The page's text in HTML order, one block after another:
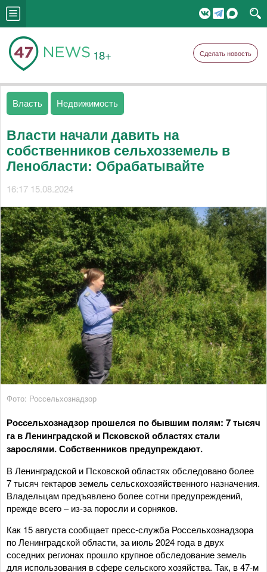
18+ Сделать новость
Власть Недвижимость
Власти начали давить на
собственников сельхозземель в
Ленобласти: Обрабатывайте
16:17 15.08.2024
Фото: Россельхознадзор
Россельхознадзор прошелся по бывшим полям: 7 тысяч
га в Ленинградской и Псковской областях стали
зарослями. Собственников предупреждают.
В Ленинградской и Псковской областях обследовано более
7 тысяч гектаров земель сельскохозяйственного назначения.
Владельцам предъявлено более сотни предупреждений,
прежде всего – из-за поросли и сорняков.
Как 15 августа сообщает пресс-служба Россельхознадзора
по Ленинградской области, за июль 2024 года в двух
соседних регионах прошло крупное обследование земель
для использования в сфере сельского хозяйства. Так, в 47-м